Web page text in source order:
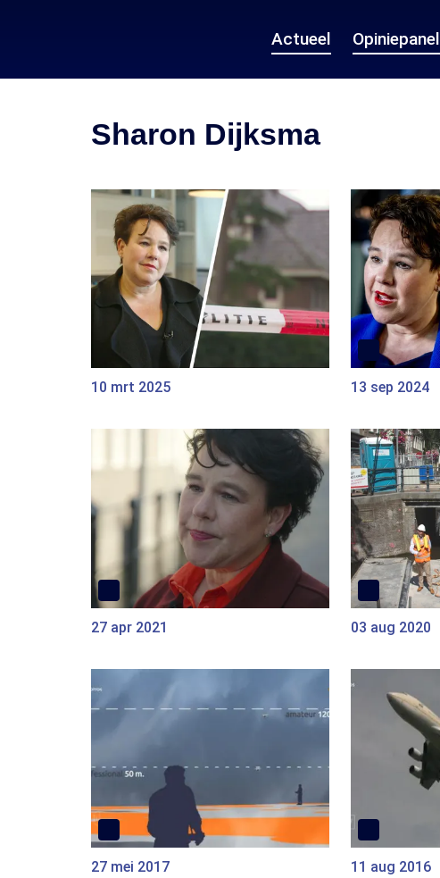
Actueel Opiniepanel
Sharon Dijksma
10 mrt 2025 13 sep 2024
27 apr 2021 03 aug 2020
27 mei 2017 11 aug 2016